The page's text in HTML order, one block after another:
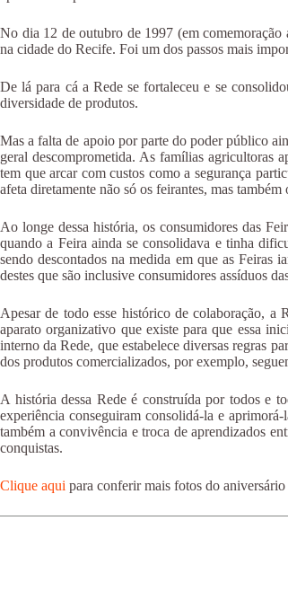
No dia 12 de outubro de 1997 (em
na cidade do Recife. Foi um dos passos mais
De lá para cá a Rede se fortaleceu e se
diversidade de produtos.
Mas a falta de apoio por parte do poder público
geral descomprometida. As famílias agricultoras
tem que arcar com custos como a segurança
afeta diretamente não só os feirantes, mas
Ao longe dessa história, os consumidores das
quando a Feira ainda se consolidava e tinha
sendo descontados na medida em que as Feiras
destes que são inclusive consumidores assíduos
Apesar de todo esse histórico de colaboração, a
aparato organizativo que existe para que essa
interno da Rede, que estabelece diversas regras
dos produtos comercializados, por exemplo,
A história dessa Rede é construída por todos e
experiência conseguiram consolidá-la e
também a convivência e troca de aprendizados
conquistas.
Clique aqui para conferir mais fotos do